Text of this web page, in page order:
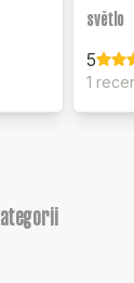
světlo
5
1